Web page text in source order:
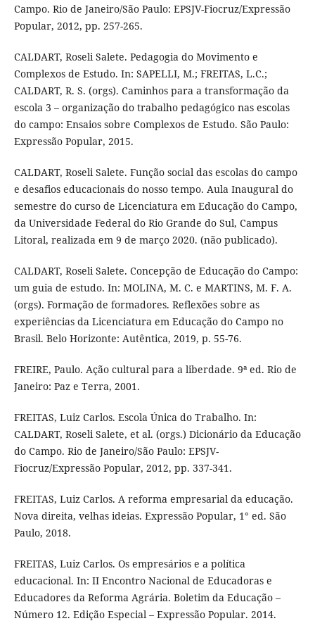
Campo. Rio de Janeiro/São Paulo: EPSJV-Fiocruz/Expressão
Popular, 2012, pp. 257-265.
CALDART, Roseli Salete. Pedagogia do Movimento e
Complexos de Estudo. In: SAPELLI, M.; FREITAS, L.C.;
CALDART, R. S. (orgs). Caminhos para a transformação da
escola 3 – organização do trabalho pedagógico nas escolas
do campo: Ensaios sobre Complexos de Estudo. São Paulo:
Expressão Popular, 2015.
CALDART, Roseli Salete. Função social das escolas do campo
e desafios educacionais do nosso tempo. Aula Inaugural do
semestre do curso de Licenciatura em Educação do Campo,
da Universidade Federal do Rio Grande do Sul, Campus
Litoral, realizada em 9 de março 2020. (não publicado).
CALDART, Roseli Salete. Concepção de Educação do Campo:
um guia de estudo. In: MOLINA, M. C. e MARTINS, M. F. A.
(orgs). Formação de formadores. Reflexões sobre as
experiências da Licenciatura em Educação do Campo no
Brasil. Belo Horizonte: Autêntica, 2019, p. 55-76.
FREIRE, Paulo. Ação cultural para a liberdade. 9ª ed. Rio de
Janeiro: Paz e Terra, 2001.
FREITAS, Luiz Carlos. Escola Única do Trabalho. In:
CALDART, Roseli Salete, et al. (orgs.) Dicionário da Educação
do Campo. Rio de Janeiro/São Paulo: EPSJV-
Fiocruz/Expressão Popular, 2012, pp. 337-341.
FREITAS, Luiz Carlos. A reforma empresarial da educação.
Nova direita, velhas ideias. Expressão Popular, 1° ed. São
Paulo, 2018.
FREITAS, Luiz Carlos. Os empresários e a política
educacional. In: II Encontro Nacional de Educadoras e
Educadores da Reforma Agrária. Boletim da Educação –
Número 12. Edição Especial – Expressão Popular. 2014.